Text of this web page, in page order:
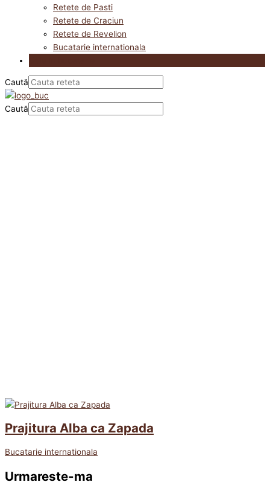
Retete de Pasti
Retete de Craciun
Retete de Revelion
Bucatarie internationala
Caută
Caută
Prajitura Alba ca Zapada
Bucatarie internationala
Urmareste-ma